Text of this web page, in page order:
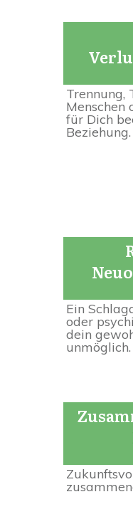
Verlu
Trennung,
Menschen
für Dich
Beziehung.
Ein
oder
dein
unmöglich.